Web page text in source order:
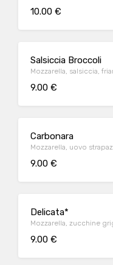
10.00 €
Salsiccia Broccoli
Mozzarella, salsiccia,
9.00 €
Carbonara
Mozzarella, uovo
9.00 €
Delicata*
Mozzarella, zucchine
9.00 €